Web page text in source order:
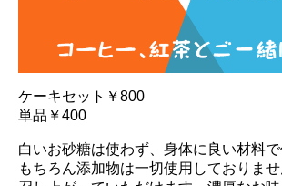
ケーキセット￥800
単品￥400
白いお砂糖は使わず、身体に良い材料で
もちろん添加物は一切使用しておりま